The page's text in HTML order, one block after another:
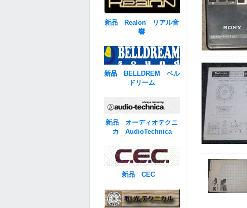
新品 Realon リアル音
響
新品 BELLDREM ベル
ドリーム
新品 オーディオテクニ
カ AudioTechnica
新品 CEC